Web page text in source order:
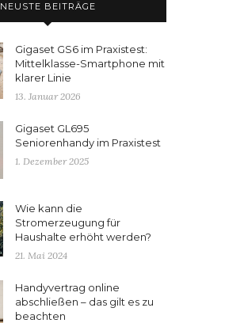
NEUSTE BEITRÄGE
Gigaset GS6 im Praxistest:
Mittelklasse-Smartphone mit
klarer Linie
13. Januar 2026
Gigaset GL695
Seniorenhandy im Praxistest
1. Dezember 2025
Wie kann die
Stromerzeugung für
Haushalte erhöht werden?
21. Mai 2024
Handyvertrag online
abschließen – das gilt es zu
beachten